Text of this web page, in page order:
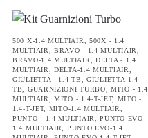
500 X-1.4 MULTIAIR ,500X - 1.4
MULTIAIR
,BRAVO - 1.4 MULTIAIR
BRAVO-1.4 MULTIAIR
,DELTA - 1.4
MULTIAIR
,DELTA-1.4 MULTIAIR
GIULIETTA - 1.4 TB
,GIULIETTA-1.4
TB
GUARNIZIONI TURBO ,MITO - 1.4
MULTIAIR
,MITO - 1.4-T-JET, MITO -
1.4-T-JET, MITO-1.4 MULTIAIR
PUNTO - 1.4 MULTIAIR
,PUNTO EVO -
1.4 MULTIAIR
PUNTO EVO-1.4